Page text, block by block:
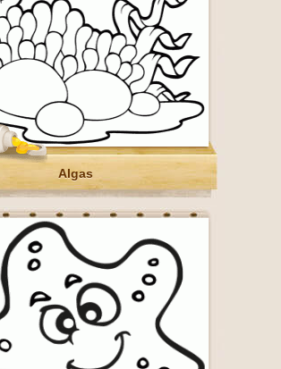
Algas